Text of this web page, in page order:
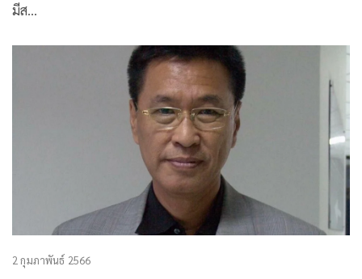
มีส…
2 กุมภาพันธ์ 2566